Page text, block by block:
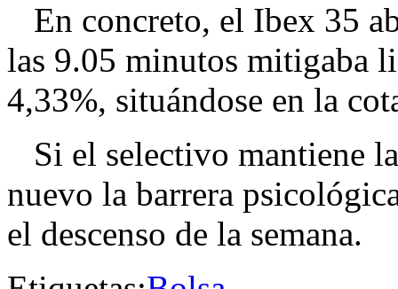
En concreto, el Ibex 35
las 9.05 minutos mitigaba
4,33%, situándose en la
Si el selectivo mantiene
nuevo la barrera
el descenso de la semana.